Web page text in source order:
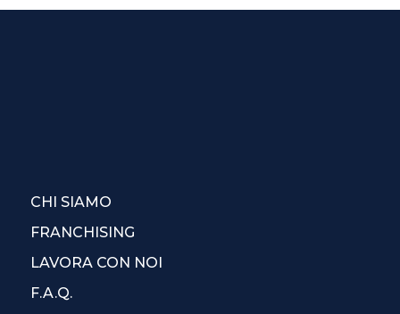
CHI SIAMO
FRANCHISING
LAVORA CON NOI
F.A.Q.